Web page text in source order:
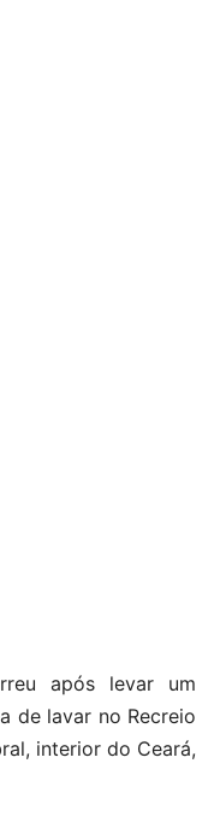
após levar um
de lavar no Recreio
interior do Ceará,